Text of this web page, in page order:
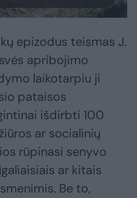
epizodus teismas J.
apribojimo
laikotarpiu ji
pataisos
išdirbti 100
ar socialinių
rūpinasi senyvo
ar kitais
Be to,